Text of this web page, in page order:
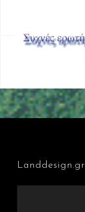
Landdesign.gr